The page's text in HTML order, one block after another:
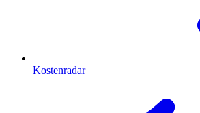
Kostenradar